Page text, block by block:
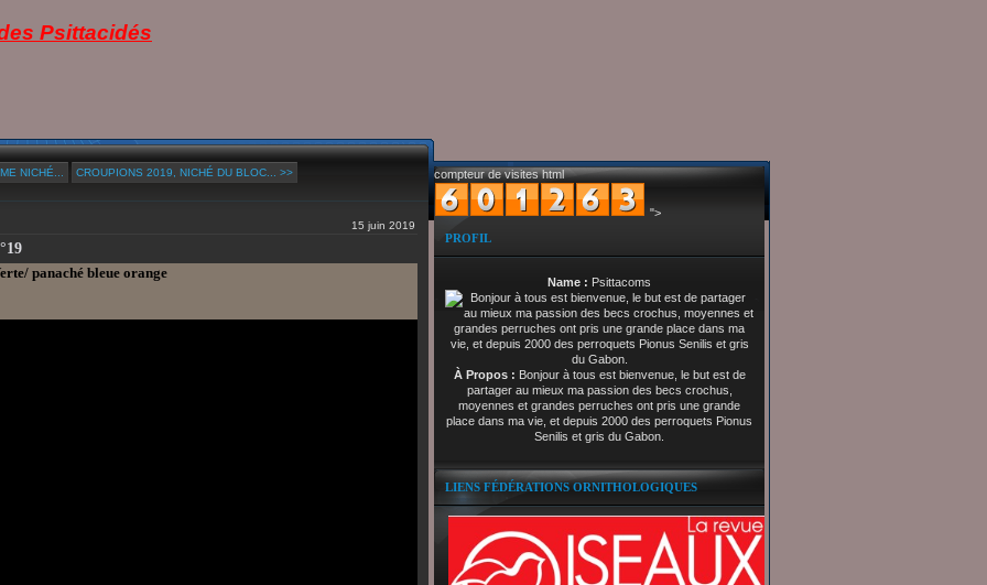
Psittacidés
NICHÉ... CROUPIONS 2019, NICHÉ DU BLOC... >>
15 juin 2019
panaché bleue orange
compteur de visites html
">
PROFIL
Name : Psittacoms
À Propos : Bonjour à tous est bienvenue, le but est de
partager au mieux ma passion des becs crochus,
moyennes et grandes perruches ont pris une grande
place dans ma vie, et depuis 2000 des perroquets Pionus
Senilis et gris du Gabon.
LIENS FÉDÉRATIONS ORNITHOLOGIQUES